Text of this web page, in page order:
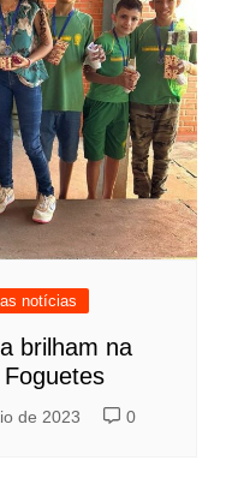
notícias
brilham na
de 2023 0